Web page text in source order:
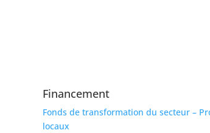
Financement
Fonds de transformation du secteur –
locaux